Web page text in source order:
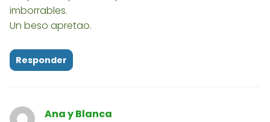
imborrables.
Un beso apretao.
Responder
Ana y Blanca